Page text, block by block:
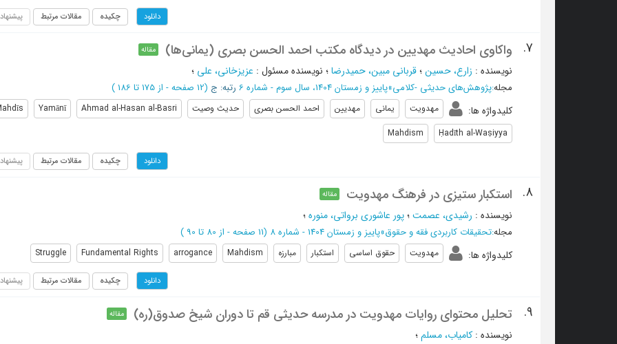
دانلود چکیده مقالات مرتبط
7. واکاوی احادیث مهدیین در دیدگاه مکتب احمد الحسن بصری (یمانی‌ها) مقاله
نویسنده : زارع، حسین؛قربانی مبین، حمیدرضا؛ نویسنده مسئول : عزیزخانی، علی ؛
مجله:پژوهش‌های حدیثی -کلامی»پاییز و زمستان 1404، سال سوم - شماره 6 رتبه: ج (‎12 صفحه - از 175 تا 186 )
کلیدواژه ها: مهدویت یمانی مهدیین احمد الحسن بصری حدیث وصیت Ahmad al-Hasan al-Basri
Yamānī
Ḥadīth al-Waṣiyya
Mahdism
دانلود چکیده مقالات مرتبط
8. استکبار ستیزی در فرهنگ مهدویت مقاله
نویسنده : رشیدی، عصمت؛پور عاشوری برواتی، منوره؛
مجله:تحقیقات کاربردی فقه و حقوق»پاییز و زمستان 1404 - شماره 8 (‎11 صفحه - از 80 تا 90 )
کلیدواژه ها: مهدویت حقوق اساسی استکبار مبارزه Mahdism
arrogance
Fundamental Rights
Struggle
دانلود چکیده مقالات مرتبط
9. تحلیل محتوای روایات مهدویت در مدرسه حدیثی قم تا دوران شیخ صدوق(ره) مقاله
نویسنده : کامیاب، مسلم؛